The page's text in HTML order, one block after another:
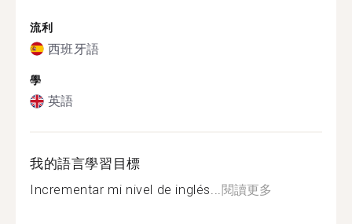
流利
西班牙語
學
英語
我的語言學習目標
Incrementar mi nivel de inglés...閱讀更多